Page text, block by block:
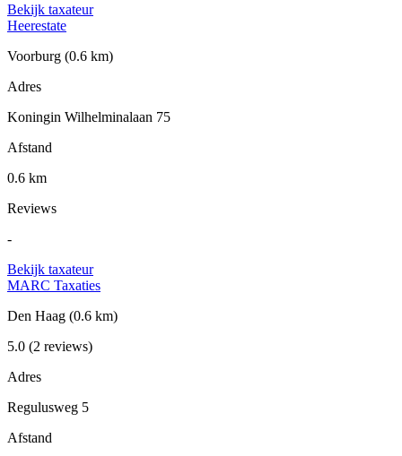
Bekijk taxateur
Heerestate
Voorburg (0.6 km)
Adres
Koningin Wilhelminalaan 75
Afstand
0.6 km
Reviews
-
Bekijk taxateur
MARC Taxaties
Den Haag (0.6 km)
5.0 (2 reviews)
Adres
Regulusweg 5
Afstand